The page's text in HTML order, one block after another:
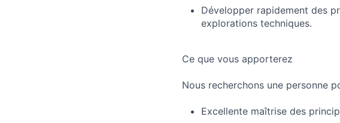
Développer rapidement des
explorations techniques.
Ce que vous apporterez
Nous recherchons une personne
Excellente maîtrise des